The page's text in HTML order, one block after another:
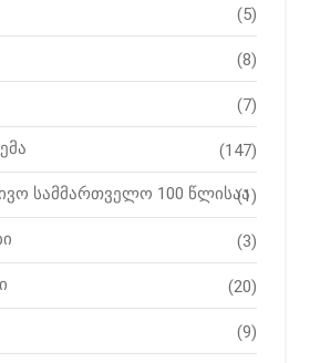
(5)
(8)
(7)
(147)
სამმართველო 100 წლისაა
(1)
(3)
(20)
(9)